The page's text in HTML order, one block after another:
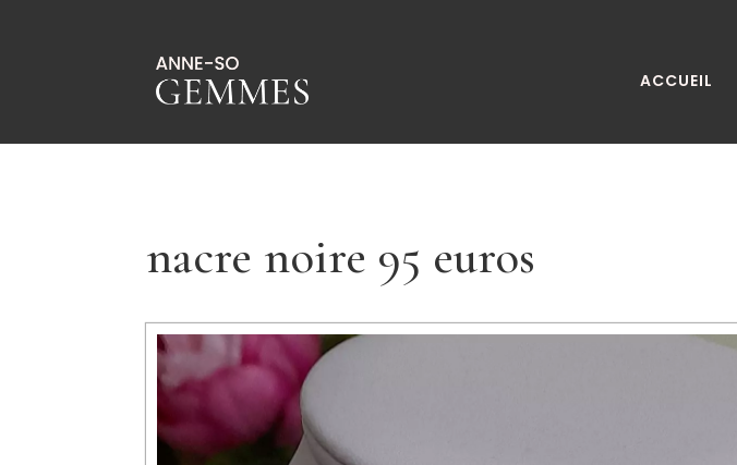
ACCUEIL
nacre noire 95 euros